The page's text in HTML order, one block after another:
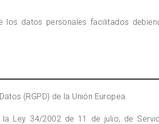
los datos personales facilitados
(RGPD) de la Unión Europea.
la Ley 34/2002 de 11 de julio, de